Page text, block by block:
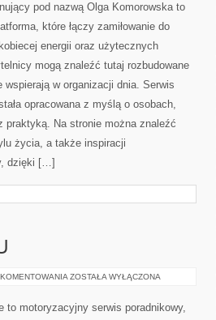
pod nazwą Olga Komorowska to
które łączy zamiłowanie do
energii oraz użytecznych
mogą znaleźć tutaj rozbudowane
wspierają w organizacji dnia. Serwis
opracowana z myślą o osobach,
praktyką. Na stronie można znaleźć
życia, a także inspiracji
dzięki […]
PRZYSZŁOŚĆ
ZOSTAŁA WYŁĄCZONA
to motoryzacyjny serwis poradnikowy,